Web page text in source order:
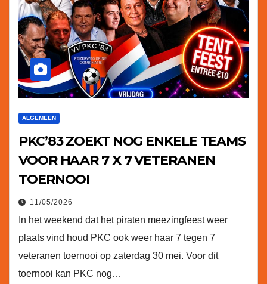
ALGEMEEN
PKC’83 ZOEKT NOG ENKELE TEAMS
VOOR HAAR 7 X 7 VETERANEN
TOERNOOI
11/05/2026
In het weekend dat het piraten meezingfeest weer
plaats vind houd PKC ook weer haar 7 tegen 7
veteranen toernooi op zaterdag 30 mei. Voor dit
toernooi kan PKC nog…